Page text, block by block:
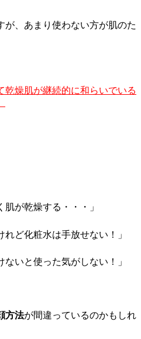
が、あまり使わない方が肌のた
乾燥肌が継続的に和らいでいる
肌が乾燥する・・・」
れど化粧水は手放せない！」
ないと使った気がしない！」
方法が間違っているのかもしれ